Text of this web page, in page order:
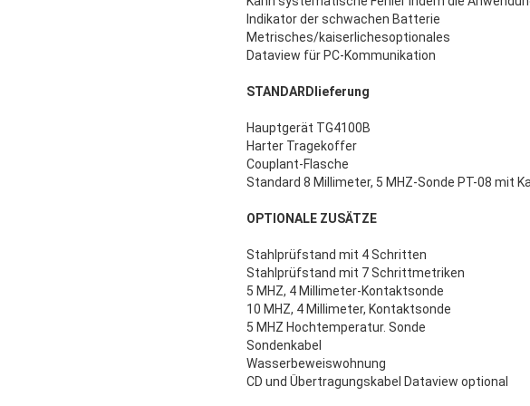
Indikator der schwachen Batterie
Metrisches/kaiserlichesoptionales
Dataview für PC-Kommunikation
STANDARDlieferung
Hauptgerät TG4100B
Harter Tragekoffer
Couplant-Flasche
Standard 8 Millimeter, 5 MHZ-Sonde PT-08 mit
OPTIONALE ZUSÄTZE
Stahlprüfstand mit 4 Schritten
Stahlprüfstand mit 7 Schrittmetriken
5 MHZ, 4 Millimeter-Kontaktsonde
10 MHZ, 4 Millimeter, Kontaktsonde
5 MHZ Hochtemperatur. Sonde
Sondenkabel
Wasserbeweiswohnung
CD und Übertragungskabel Dataview optional